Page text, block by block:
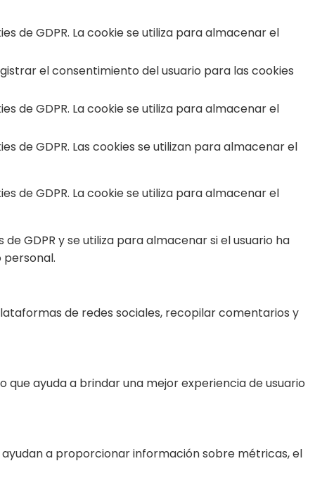
de GDPR. La cookie se utiliza para almacenar el
el consentimiento del usuario para las cookies
de GDPR. La cookie se utiliza para almacenar el
de GDPR. Las cookies se utilizan para almacenar el
de GDPR. La cookie se utiliza para almacenar el
GDPR y se utiliza para almacenar si el usuario ha
personal.
de redes sociales, recopilar comentarios y
ayuda a brindar una mejor experiencia de usuario
a proporcionar información sobre métricas, el